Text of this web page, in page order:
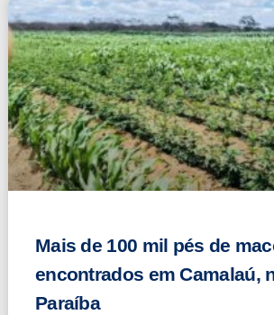
Mais de 100 mil pés de
encontrados em Camalaú,
Paraíba